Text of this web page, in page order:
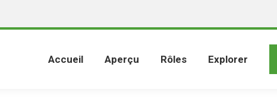
Accueil Aperçu Rôles Explorer